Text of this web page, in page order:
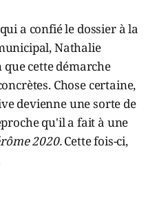
a confié le dossier à la
Nathalie
cette démarche
Chose certaine,
devienne une sorte de
qu'il a fait à une
2020.Cette fois-ci,